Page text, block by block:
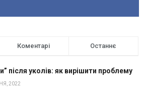
Коментарі Останнє
після уколів: як вирішити проблему
2022